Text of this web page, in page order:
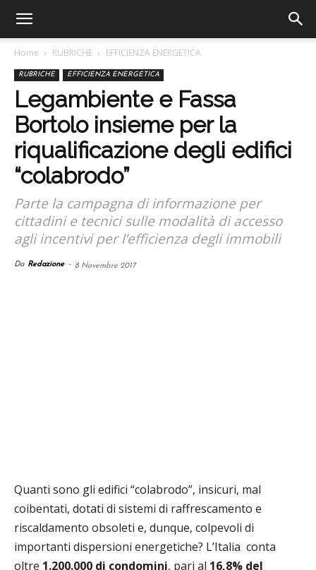
Home RUBRICHE EFFICIENZA ENERGETICA
RUBRICHE EFFICIENZA ENERGETICA
Legambiente e Fassa
Bortolo insieme per la
riqualificazione degli edifici
“colabrodo”
Parte la campagna di informazione per
cittadini e tecnici sulle modalità di accesso
agli incentivi per l’efficienza degli immobili
Da Redazione - 8 Novembre 2017
Quanti sono gli edifici “colabrodo”, insicuri, mal
coibentati, dotati di sistemi di raffrescamento e
riscaldamento obsoleti e, dunque, colpevoli di
importanti dispersioni energetiche? L’Italia conta
oltre 1.200.000 di condomini, pari al 16,8% del